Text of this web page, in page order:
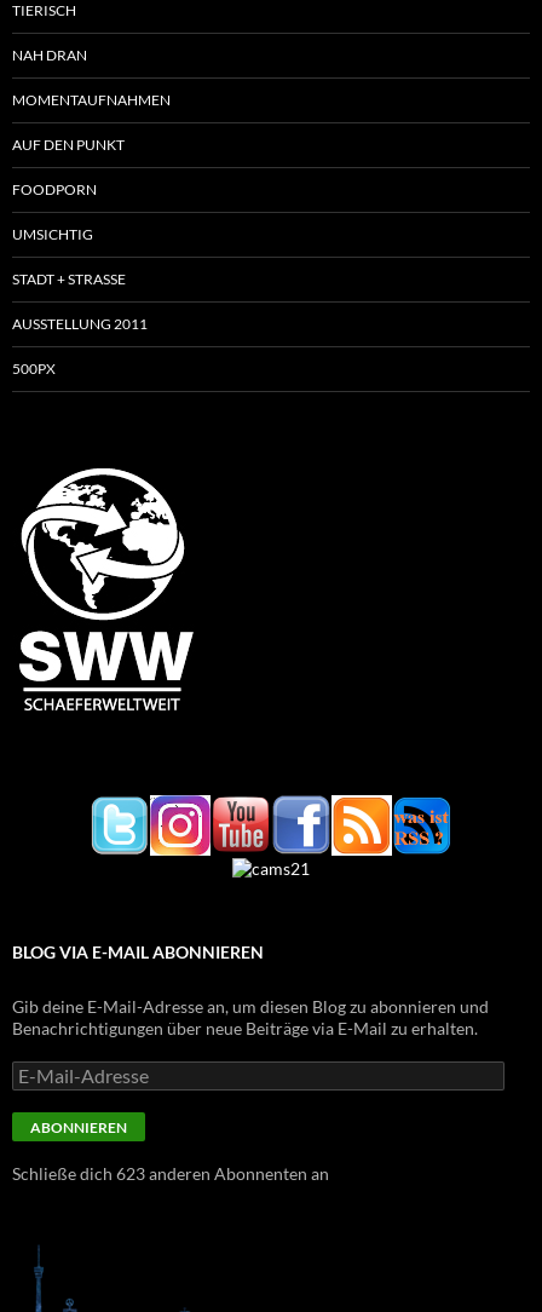
TIERISCH
NAH DRAN
MOMENTAUFNAHMEN
AUF DEN PUNKT
FOODPORN
UMSICHTIG
STADT + STRASSE
AUSSTELLUNG 2011
500PX
BLOG VIA E-MAIL ABONNIEREN
Gib deine E-Mail-Adresse an, um diesen Blog zu abonnieren und
Benachrichtigungen über neue Beiträge via E-Mail zu erhalten.
E-
Mail-
Adresse
ABONNIEREN
Schließe dich 623 anderen Abonnenten an